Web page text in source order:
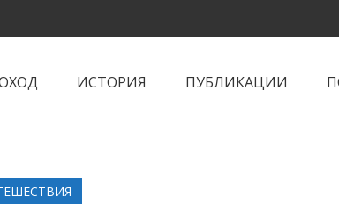
ИСТОРИЯ ПУБЛИКАЦИИ